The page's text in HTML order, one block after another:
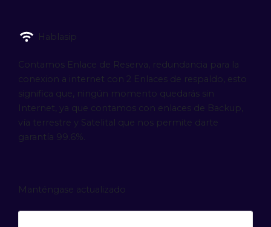
Hablasip
Contamos Enlace de Reserva, redundancia para la
conexion a internet con 2 Enlaces de respaldo, esto
significa que, ningún momento quedarás sin
Internet, ya que contamos con enlaces de Backup,
vía terrestre y Satelital que nos permite darte
garantía 99.6%.
Manténgase actualizado